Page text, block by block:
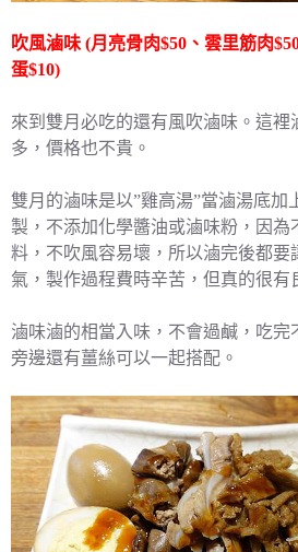
吹風滷味 (月亮骨肉$50、雲里筋肉
蛋$10)
來到雙月必吃的還有風吹滷味。這裡
多，價格也不貴。
雙月的滷味是以”雞高湯”當滷湯底加
製，不添加化學醬油或滷味粉，因為
料，不吹風容易壞，所以滷完後都要
氣，製作過程費時辛苦，但真的很有
滷味滷的相當入味，不會過鹹，吃完
旁邊還有薑絲可以一起搭配。